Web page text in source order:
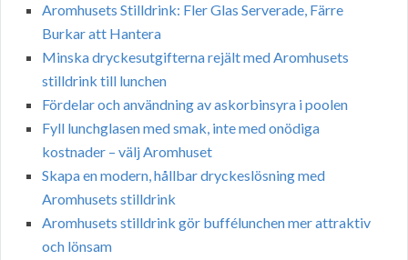
Aromhusets Stilldrink: Fler Glas Serverade, Färre
Burkar att Hantera
Minska dryckesutgifterna rejält med Aromhusets
stilldrink till lunchen
Fördelar och användning av askorbinsyra i poolen
Fyll lunchglasen med smak, inte med onödiga
kostnader – välj Aromhuset
Skapa en modern, hållbar dryckeslösning med
Aromhusets stilldrink
Aromhusets stilldrink gör buffélunchen mer attraktiv
och lönsam